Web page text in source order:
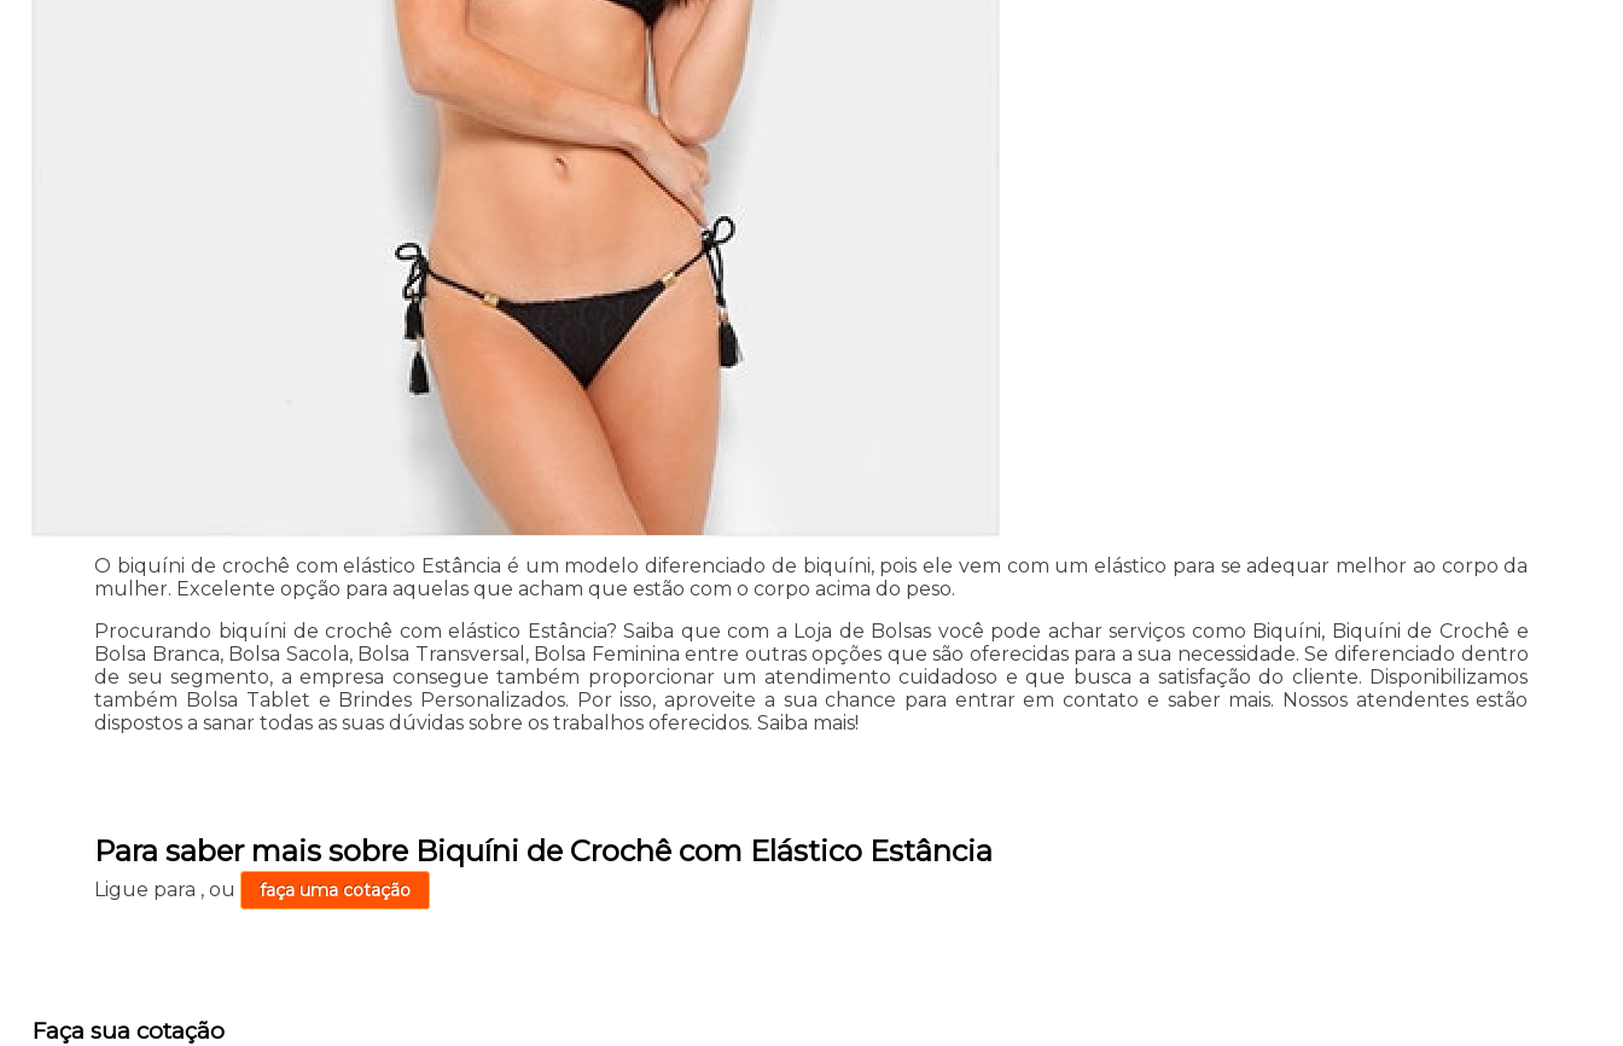
O biquíni de crochê com elástico Estância é um modelo diferenciado de biquíni, pois ele vem com um elástico para se adequar melhor ao corpo da
mulher. Excelente opção para aquelas que acham que estão com o corpo acima do peso.
Procurando biquíni de crochê com elástico Estância? Saiba que com a Loja de Bolsas você pode achar serviços como Biquíni, Biquíni de Crochê e
Bolsa Branca, Bolsa Sacola, Bolsa Transversal, Bolsa Feminina entre outras opções que são oferecidas para a sua necessidade. Se diferenciado dentro
de seu segmento, a empresa consegue também proporcionar um atendimento cuidadoso e que busca a satisfação do cliente. Disponibilizamos
também Bolsa Tablet e Brindes Personalizados. Por isso, aproveite a sua chance para entrar em contato e saber mais. Nossos atendentes estão
dispostos a sanar todas as suas dúvidas sobre os trabalhos oferecidos. Saiba mais!
Para saber mais sobre Biquíni de Crochê com Elástico Estância
Ligue para ,ou faça uma cotação
Faça sua cotação